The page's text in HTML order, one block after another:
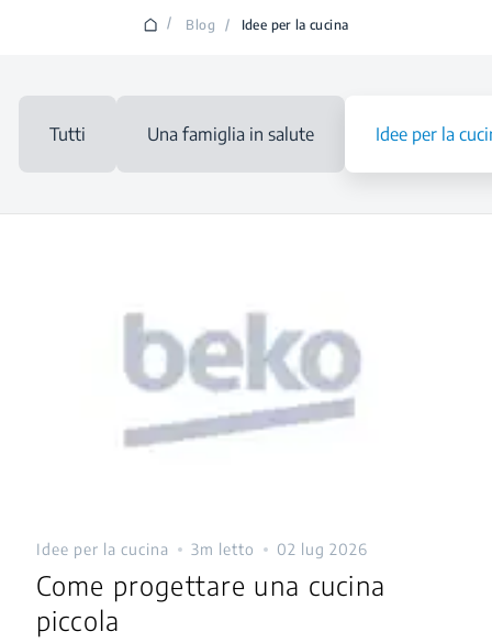
/ Blog / Idee per la cucina
Tutti Una famiglia in salute Idee per la
Idee per la cucina 3m letto 02 lug 2026
Come progettare una cucina
piccola